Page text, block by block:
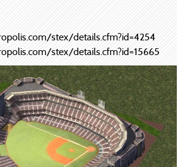
stex/details.cfm?id=4254
stex/details.cfm?id=15665